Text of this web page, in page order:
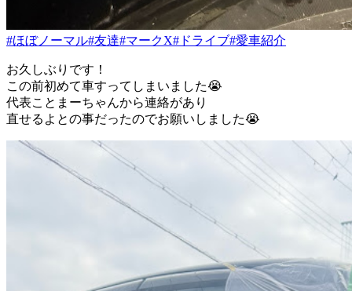
#ほぼノーマル#友達#マークX#ドライブ#愛車紹介
お久しぶりです！
この前初めて車すってしまいました😭
代表ことまーちゃんから連絡があり
直せるよとの事だったのでお願いしました😭